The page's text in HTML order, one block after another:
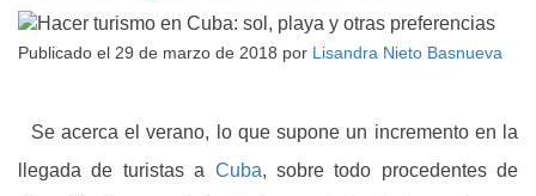
Publicado el 29 de marzo de 2018 por Lisandra Nieto Basnueva
Se acerca el verano, lo que supone un incremento en la
llegada de turistas a Cuba, sobre todo procedentes de